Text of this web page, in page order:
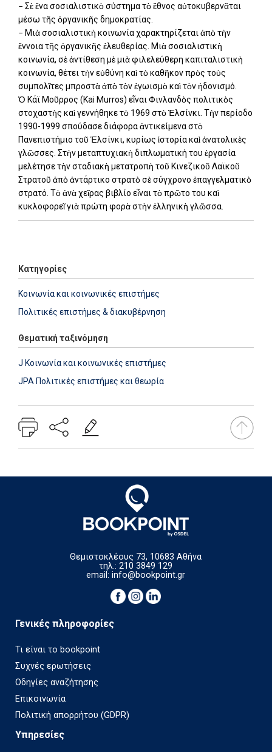
− Σὲ ἕνα σοσιαλιστικὸ σύστημα τὸ ἔθνος αὐτοκυβερνᾶται
μέσω τῆς ὀργανικῆς δημοκρατίας.
− Μιὰ σοσιαλιστικὴ κοινωνία χαρακτηρίζεται ἀπὸ τὴν
ἔννοια τῆς ὀργανικῆς ἐλευθερίας. Μιὰ σοσιαλιστικὴ
κοινωνία, σὲ ἀντίθεση μὲ μιὰ φιλελεύθερη καπιταλιστικὴ
κοινωνία, θέτει τὴν εὐθύνη καὶ τὸ καθῆκον πρὸς τοὺς
συμπολῖτες μπροστὰ ἀπὸ τὸν ἐγωισμὸ καὶ τὸν ἡδονισμό.
Ὁ Κάϊ Μοῦρρος (Kai Murros) εἶναι Φινλανδὸς πολιτικὸς
στοχαστὴς καὶ γεννήθηκε τὸ 1969 στὸ Ἑλσίνκι. Τὴν περίοδο
1990-1999 σπούδασε διάφορα ἀντικείμενα στὸ
Πανεπιστήμιο τοῦ Ἑλσίνκι, κυρίως ἱστορία καὶ ἀνατολικὲς
γλῶσσες. Στὴν μεταπτυχιακὴ διπλωματική του ἐργασία
μελέτησε τὴν σταδιακὴ μετατροπὴ τοῦ Κινεζικοῦ Λαϊκοῦ
Στρατοῦ ἀπὸ ἀντάρτικο στρατὸ σὲ σύγχρονο ἐπαγγελματικὸ
στρατό. Τὸ ἀνὰ χεῖρας βιβλίο εἶναι τὸ πρῶτο του καὶ
κυκλοφορεῖ γιὰ πρώτη φορὰ στὴν ἑλληνικὴ γλῶσσα.
Κατηγορίες
Κοινωνία και κοινωνικές επιστήμες
Πολιτικές επιστήμες & διακυβέρνηση
Θεματική ταξινόμηση
J Κοινωνία και κοινωνικές επιστήμες
JPA Πολιτικές επιστήμες και θεωρία
Θεμιστοκλέους 73, 10683 Αθήνα
τηλ.: 210 3849 129
email:info@bookpoint.gr
Γενικές πληροφορίες
Τι είναι το bookpoint
Συχνές ερωτήσεις
Οδηγίες αναζήτησης
Επικοινωνία
Πολιτική απορρήτου (GDPR)
Υπηρεσίες